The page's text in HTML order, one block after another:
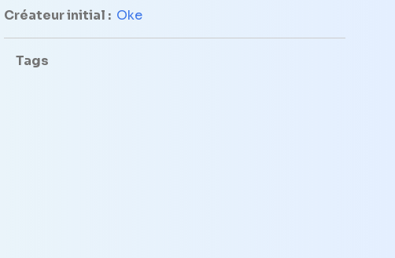
Créateur initial : Oke
Tags